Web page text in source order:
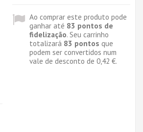
Ao comprar este produto pode
ganhar até 83 pontos de
fidelização. Seu carrinho
totalizará 83 pontos que
podem ser convertidos num
vale de desconto de 0,42 €.